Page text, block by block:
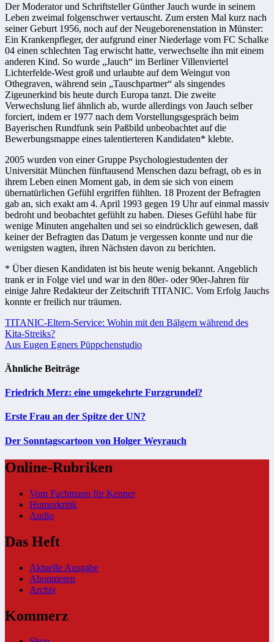
Der Moderator und Schriftsteller Günther Jauch wurde in seinem
Leben zweimal folgenschwer vertauscht. Zum ersten Mal kurz nach
seiner Geburt 1956, noch auf der Neugeborenenstation in Münster:
Ein Krankenpfleger, der aufgrund einer Niederlage vom FC Schalke
04 einen schlechten Tag erwischt hatte, verwechselte ihn mit einem
anderen Kind. So wurde „Jauch“ im Berliner Villenviertel
Lichterfelde-West groß und urlaubte auf dem Weingut von
Othegraven, während sein „Tauschpartner“ als singendes
Zigeunerkind bis heute durch Europa tanzt. Die zweite
Verwechslung lief ähnlich ab, wurde allerdings von Jauch selber
forciert, indem er 1977 nach dem Vorstellungsgespräch beim
Bayerischen Rundfunk sein Paßbild unbeobachtet auf die
Bewerbungsmappe eines talentierteren Kandidaten* klebte.
2005 wurden von einer Gruppe Psychologiestudenten der
Universität München fünftausend Menschen dazu befragt, ob es in
ihrem Leben einen Moment gab, in dem sie sich von einem
übernatürlichen Gefühl ergriffen fühlten. 18 Prozent der Befragten
gab an, sich exakt am 4. April 1993 gegen 19 Uhr auf einmal massiv
bedroht und beobachtet gefühlt zu haben. Dieses Gefühl habe für
wenige Minuten angehalten und sei so eindrücklich gewesen, daß
keiner der Befragten das Datum je vergessen konnte und nur die
wenigsten wagten, ihren Nächsten davon zu berichten.
* Über diesen Kandidaten ist bis heute wenig bekannt. Angeblich
trank er in Folge viel und war in den 80er- oder 90er-Jahren für
einige Jahre Redakteur der Zeitschrift TITANIC. Vom Erfolg Jauchs
konnte er freilich nur träumen.
Beitragsnavigation
TITANIC-Eltern-Service: Wohin mit den Bälgern während des
Kita-Streiks?
Aus Eugen Egners Püppchenstudio
Ähnliche Beiträge
Friedrich Merz: eine umgekehrte Furzgrundel?
Erste Frau an der Spitze der UN?
Der Sonntagscartoon von Holger Weyrauch
Online-Rubriken
Vom Fachmann für Kenner
Humorkritik
Audio
Das Heft
Aktuelle Ausgabe
Abonnieren
Archiv
Kommerz